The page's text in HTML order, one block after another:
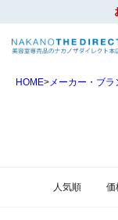
HOME メーカー・ブラ
人気順 価